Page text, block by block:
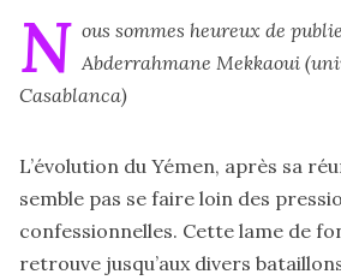
N ous sommes heureux de
Abderrahmane Mekkaoui
Casablanca)
L’évolution du Yémen, après sa
semble pas se faire loin des
confessionnelles. Cette lame de
retrouve jusqu’aux divers